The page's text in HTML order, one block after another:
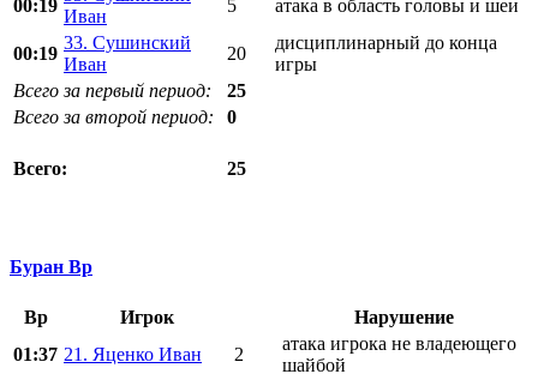
00:19
Иван
5 атака в область головы и шеи
00:19
33. Сушинский
Иван
20
дисциплинарный до конца
игры
Всего за первый период:
25
Всего за второй период:
0
Всего: 25
Буран Вр
Вр Игрок
Нарушение
01:37 21. Яценко Иван 2
атака игрока не владеющего
шайбой